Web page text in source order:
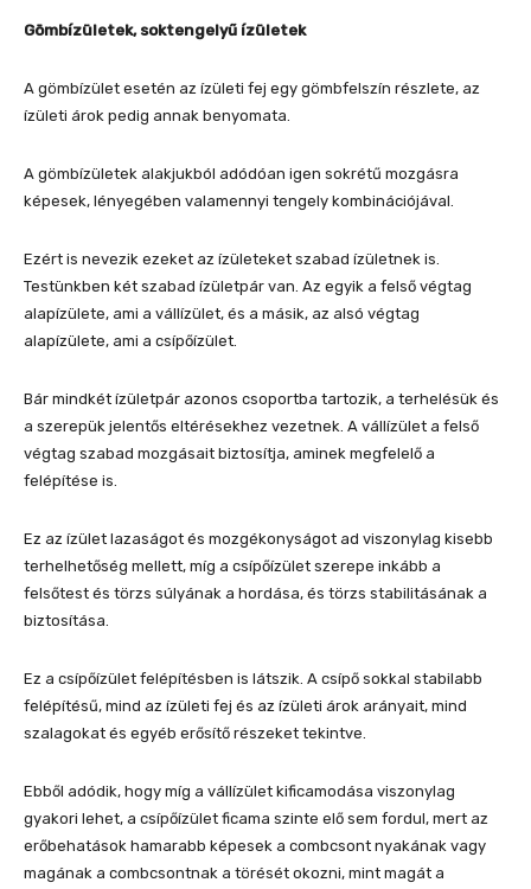
Gömbízületek, soktengelyű ízületek
A gömbízület esetén az ízületi fej egy gömbfelszín részlete, az
ízületi árok pedig annak benyomata.
A gömbízületek alakjukból adódóan igen sokrétű mozgásra
képesek, lényegében valamennyi tengely kombinációjával.
Ezért is nevezik ezeket az ízületeket szabad ízületnek is.
Testünkben két szabad ízületpár van. Az egyik a felső végtag
alapízülete, ami a vállízület, és a másik, az alsó végtag
alapízülete, ami a csípőízület.
Bár mindkét ízületpár azonos csoportba tartozik, a terhelésük és
a szerepük jelentős eltérésekhez vezetnek. A vállízület a felső
végtag szabad mozgásait biztosítja, aminek megfelelő a
felépítése is.
Ez az ízület lazaságot és mozgékonyságot ad viszonylag kisebb
terhelhetőség mellett, míg a csípőízület szerepe inkább a
felsőtest és törzs súlyának a hordása, és törzs stabilitásának a
biztosítása.
Ez a csípőízület felépítésben is látszik. A csípő sokkal stabilabb
felépítésű, mind az ízületi fej és az ízületi árok arányait, mind
szalagokat és egyéb erősítő részeket tekintve.
Ebből adódik, hogy míg a vállízület kificamodása viszonylag
gyakori lehet, a csípőízület ficama szinte elő sem fordul, mert az
erőbehatások hamarabb képesek a combcsont nyakának vagy
magának a combcsontnak a törését okozni, mint magát a